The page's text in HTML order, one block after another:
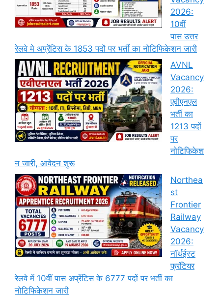
2026:
10वीं
पास उत्तर
रेलवे मे अप्रेंटिस के 1853 पदों पर भर्ती का नोटिफिकेशन जारी
AVNL
Vacancy
2026:
एवीएनएल
भर्ती का
1213 पदों
पर
नोटिफिकेश
न जारी, आवेदन शुरू
Northea
st
Frontier
Railway
Vacancy
2026:
नॉर्थईस्ट
फ्रंटियर
रेलवे में 10वीं पास अप्रेंटिस के 6777 पदों पर भर्ती का
नोटिफिकेशन जारी